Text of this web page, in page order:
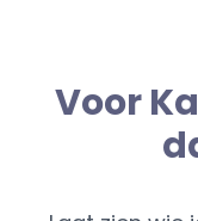
Voor